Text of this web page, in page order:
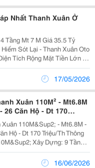
Nhất Thanh Xuân Ở
Tầng Mt 7 M Giá 35.5 Tỷ
Sót Lại - Thanh Xuân Oto
Tích Rộng Mặt Tiền Lớn +
Oto Vào Nhà, Trước Cửa Là
Sau Nhà Ngõ Thông...
17/05/2026
Xuân 110M² - Mt6.8M
26 Căn Hộ - Dt 170
110M&Sup2; - Mt6.8M -
Hộ - Dt 170 Triệu/Th Thông
16/06/2026